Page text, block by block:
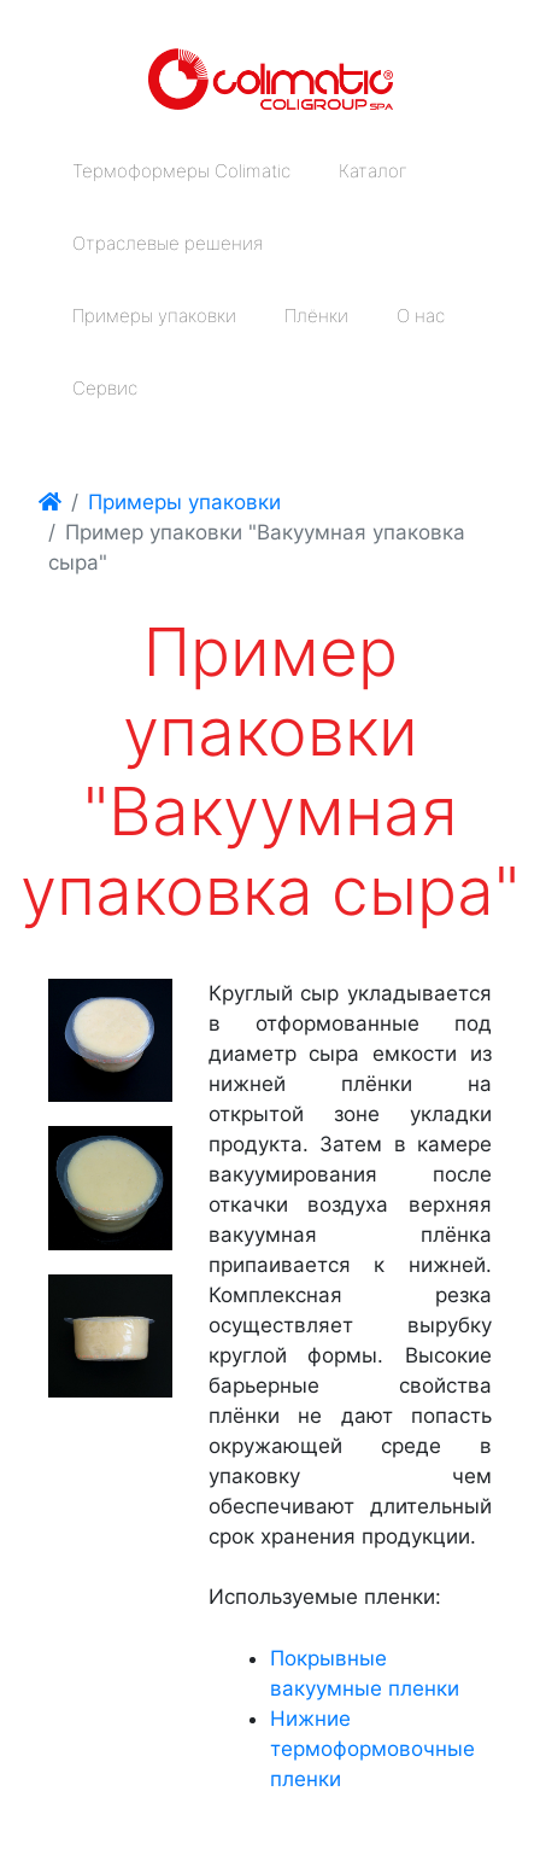
Термоформеры Colimatic Каталог
Отраслевые решения
Примеры упаковки Плёнки О нас
Сервис
Примеры упаковки
Пример упаковки "Вакуумная упаковка
сыра"
Пример
упаковки
"Вакуумная
упаковка сыра"
Круглый сыр укладывается
в отформованные под
диаметр сыра емкости из
нижней плёнки на
открытой зоне укладки
продукта. Затем в камере
вакуумирования после
откачки воздуха верхняя
вакуумная плёнка
припаивается к нижней.
Комплексная резка
осуществляет вырубку
круглой формы. Высокие
барьерные свойства
плёнки не дают попасть
окружающей среде в
упаковку чем
обеспечивают длительный
срок хранения продукции.
Используемые пленки:
Покрывные
вакуумные пленки
Нижние
термоформовочные
пленки